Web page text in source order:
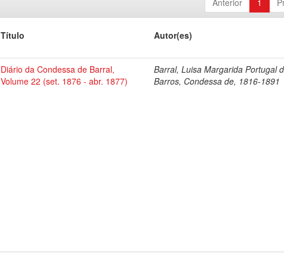
Anterior 1
Título Autor(es)
Diário da Condessa de Barral,
Volume 22 (set. 1876 - abr. 1877)
Barral, Luisa Margarida Portugal
Barros, Condessa de, 1816-1891